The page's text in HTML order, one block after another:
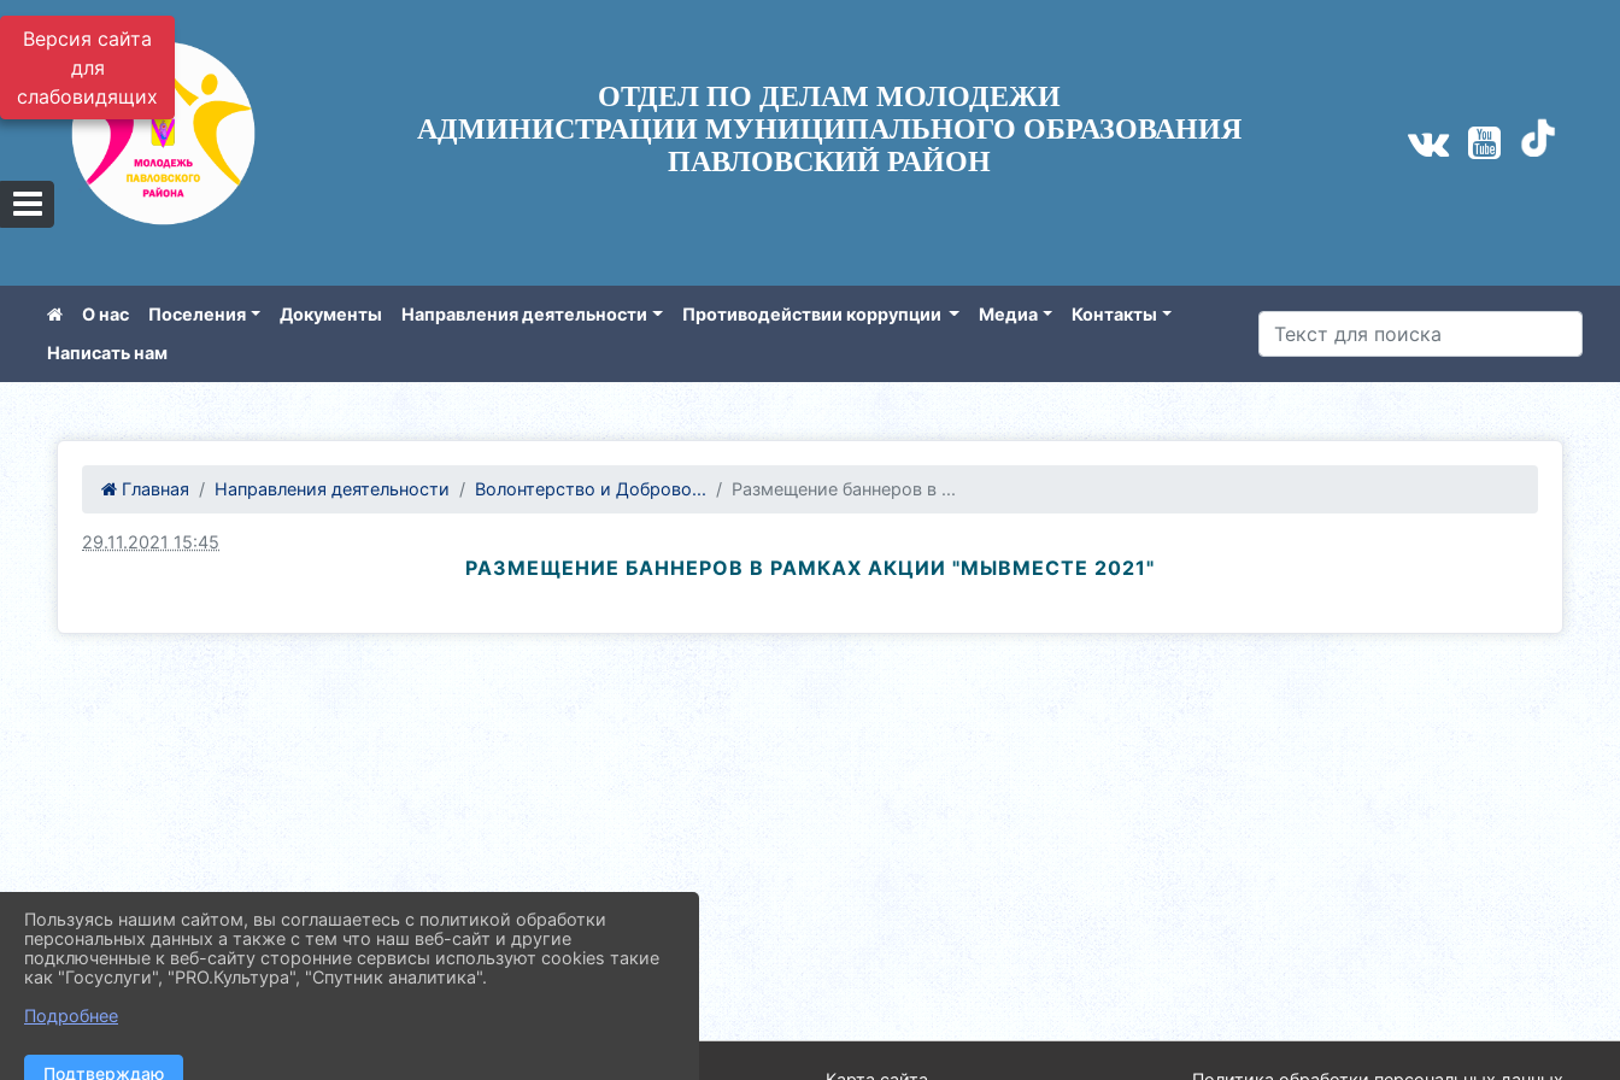
Версия сайта
для
слабовидящих
ОТДЕЛ ПО ДЕЛАМ МОЛОДЕЖИ
АДМИНИСТРАЦИИ МУНИЦИПАЛЬНОГО ОБРАЗОВАНИЯ
ПАВЛОВСКИЙ РАЙОН
О нас Поселения Документы Направления деятельности Противодействии коррупции Медиа
Контакты
Написать нам
Главная Направления деятельности Волонтерство и Доброво... Размещение баннеров в ...
29.11.2021 15:45
РАЗМЕЩЕНИЕ БАННЕРОВ В РАМКАХ АКЦИИ "МЫВМЕСТЕ 2021"
Пользуясь нашим сайтом, вы соглашаетесь с политикой обработки
персональных данных а также с тем что наш веб-сайт и другие
подключенные к веб-сайту сторонние сервисы используют cookies такие
как "Госуслуги", "PRO.Культура", "Спутник аналитика".
Подробнее
Подтверждаю